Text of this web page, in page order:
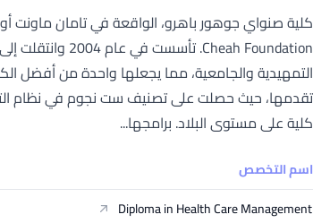
التمهيدية والجامعية، مما يجعلها واحدة من أفضل
كلية على مستوى البلاد. برامجها...
اسم التخصص
Diploma in Health Care Management